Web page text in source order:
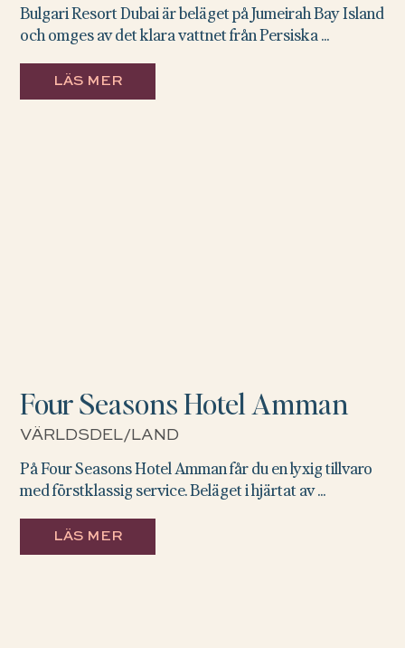
Bulgari Resort Dubai är beläget på Jumeirah Bay Island
och omges av det klara vattnet från Persiska ...
LÄS MER
Four Seasons Hotel Amman
VÄRLDSDEL/LAND
På Four Seasons Hotel Amman får du en lyxig tillvaro
med förstklassig service. Beläget i hjärtat av ...
LÄS MER